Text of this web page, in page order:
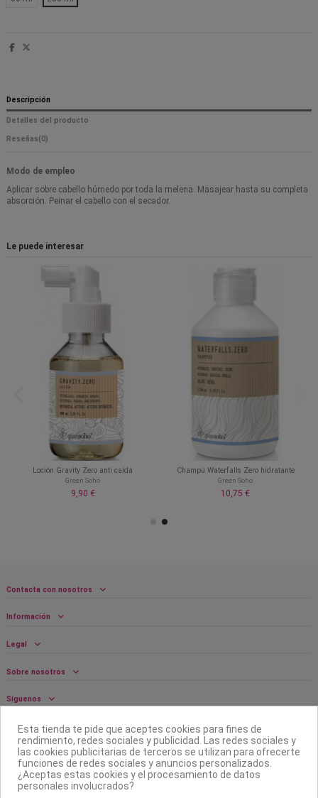
Descripción
Detalles del producto
Reseñas(0)
Modo de empleo
Aplicar sobre cabello húmedo por toda la melena. Masajear hasta su completa
absorción. Peinar el cabello con el secador.
Le puede interesar
Loción Gravity Zero anti caída
Green Soho
9,90 €
Champú Waterfalls Zero hidratante
Green Soho
10,75 €
Contacta con nosotros
Información
Legal
Sobre nosotros
Síguenos
Boletín
Esta tienda te pide que aceptes cookies para fines de
rendimiento, redes sociales y publicidad. Las redes sociales y
las cookies publicitarias de terceros se utilizan para ofrecerte
funciones de redes sociales y anuncios personalizados.
¿Aceptas estas cookies y el procesamiento de datos
personales involucrados?